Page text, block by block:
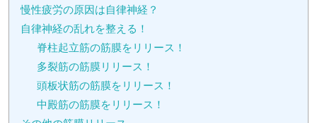
慢性疲労の原因は自律神経？
自律神経の乱れを整える！
脊柱起立筋の筋膜をリリース！
多裂筋の筋膜リリース！
頭板状筋の筋膜をリリース！
中殿筋の筋膜をリリース！